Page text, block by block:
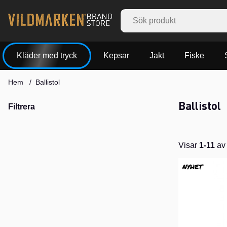
Kläder med tryck Kepsar Jakt Fiske
Hem Ballistol
Filtrera Ballistol
Visar 1-11 av
Produkter
NYHET